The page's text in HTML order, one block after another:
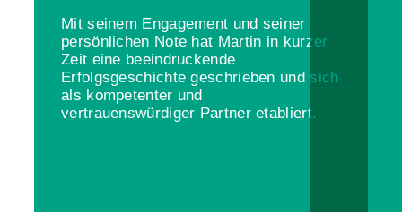
Mit seinem Engagement und seiner
persönlichen Note hat Martin in kurzer
Zeit eine beeindruckende
Erfolgsgeschichte geschrieben und sich
als kompetenter und
vertrauenswürdiger Partner etabliert.